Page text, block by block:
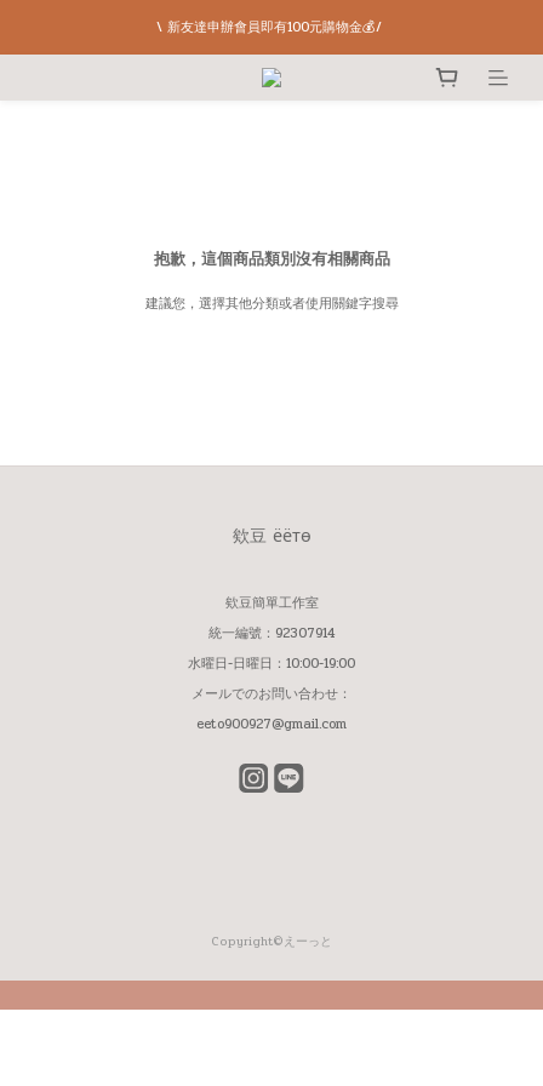
\ 新友達申辦會員即有100元購物金💰/
抱歉，這個商品類別沒有相關商品
建議您，選擇其他分類或者使用關鍵字搜尋
欸豆 ёётѳ
欸豆簡單工作室
統一編號：92307914
水曜日-日曜日：10:00-19:00
メールでのお問い合わせ：
eeto900927@gmail.com
Copyright©えーっと